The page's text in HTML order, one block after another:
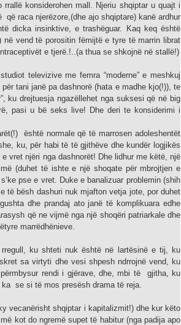
konsiderohen mall. Njeriu shqiptar u quajt i
raca njerëzore,(dhe ajo shqiptare) kanë ardhur
dicka insinktive, e trashëguar. Kaq keq është
në vend të porositin fëmijtë e tyre të marrin librat
e tjerë.!..(a thua se shkojnë në stallë!)
televizive me femra “moderne” e meshkuj
tani janë pa dashnorë (hata e madhe kjo(!)), te
ku drejtuesja ngazëllehet nga suksesi që në big
pasi u bë seks live! Dhe deri te konsiderimi i
është normale që të marrosen adoleshentët
ku, për habi të të gjithëve dhe kundër logjikës
vret njëri nga dashnorët! Dhe lidhur me këtë, një
(duhet të ishte e një shoqate për mbrojtjen e
pse e vret. Duke e banalizuar problemin (shih
të bësh dashuri nuk mjafton vetja jote, por duhet
dhe prandaj ato janë të komplikuara edhe
që ne vijmë nga një shoqëri patriarkale dhe
marrëdhënieve.
ku shteti nuk është në lartësinë e tij, ku
sa virtyti dhe vesi shpesh ndrrojnë vend, ku
rendi i gjërave, dhe, mbi të gjitha, ku
ka se si të mos presësh drama të reja.
vecanërisht shqiptar i kapitalizmit!) dhe kur këto
kot do ngremë supet të habitur (nga padija apo